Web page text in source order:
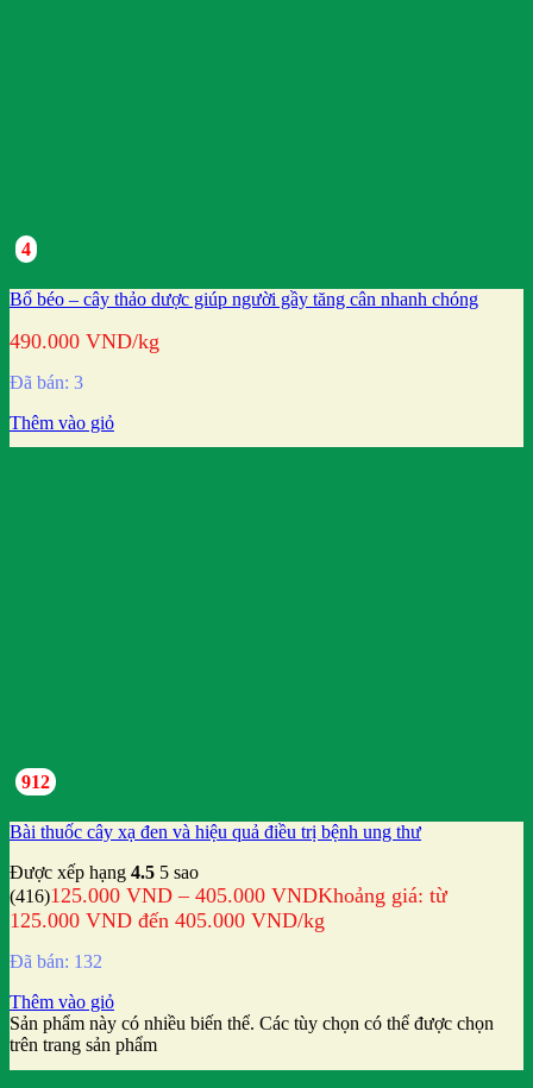
4
Bổ béo – cây thảo dược giúp người gầy tăng cân nhanh chóng
490.000 VND/kg
Đã bán: 3
Thêm vào giỏ
912
Bài thuốc cây xạ đen và hiệu quả điều trị bệnh ung thư
Được xếp hạng 4.5 5 sao
(416)125.000 VND – 405.000 VNDKhoảng giá: từ
125.000 VND đến 405.000 VND/kg
Đã bán: 132
Thêm vào giỏ
Sản phẩm này có nhiều biến thể. Các tùy chọn có thể được chọn
trên trang sản phẩm